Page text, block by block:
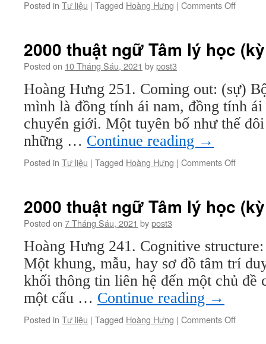
Posted in Tư liệu | Tagged Hoàng Hưng | Comments Offon
Tâm
(kỳ
26)
2000 thuật ngữ Tâm lý học
Posted on 10 Tháng Sáu, 2021 bypost3
Hoàng Hưng 251. Coming out: (sự)
mình là đồng tính ái nam, đồng tính
chuyển giới. Một tuyên bố như thế
những … Continue reading →
Posted in Tư liệu | Tagged Hoàng Hưng | Comments Offon
Tâm
(kỳ
25)
2000 thuật ngữ Tâm lý học
Posted on 7 Tháng Sáu, 2021 bypost3
Hoàng Hưng 241. Cognitive
Một khung, mẫu, hay sơ đồ tâm trí
khối thông tin liên hệ đến một chủ đề
một cấu … Continue reading →
Posted in Tư liệu | Tagged Hoàng Hưng | Comments Offon